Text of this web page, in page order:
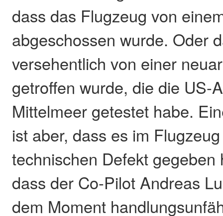
dass das Flugzeug von
abgeschossen wurde. Oder
versehentlich von einer
getroffen wurde, die die US-
Mittelmeer getestet habe.
ist aber, dass es im
technischen Defekt gegeben
dass der Co-Pilot Andreas
dem Moment